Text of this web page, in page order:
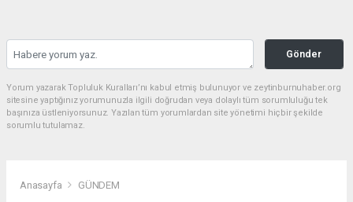
Gönder
Yorum yazarak Topluluk Kuralları’nı kabul etmiş bulunuyor ve zeytinburnuhaber.org
sitesine yaptığınız yorumunuzla ilgili doğrudan veya dolaylı tüm sorumluluğu tek
başınıza üstleniyorsunuz. Yazılan tüm yorumlardan site yönetimi hiçbir şekilde
sorumlu tutulamaz.
Anasayfa GÜNDEM